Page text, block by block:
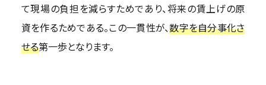
て現場の負担を減らすためであり、将来の賃上げの原
資を作るためである。この一貫性が、数字を自分事化さ
せる第一歩となります。